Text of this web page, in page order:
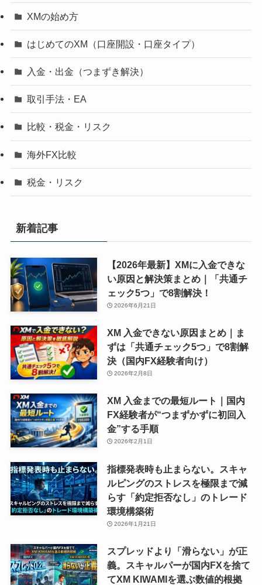
XMの始め方
はじめてのXM（口座開設・口座タイプ）
入金・出金（つまずき解決）
取引手法・EA
比較・税金・リスク
海外FX比較
税金・リスク
新着記事
【2026年最新】XMに入金できな
い原因と解決策まとめ｜「共通チ
ェック5つ」で8割解決！
2026年6月21日
XM 入金できない原因まとめ｜ま
ずは「共通チェック5つ」で8割解
決（国内FX経験者向け）
2026年2月8日
XM 入金までの最短ルート｜国内
FX経験者が“つまずかずに初回入
金”する手順
2026年2月1日
指標発表時も止まらない。スキャ
ルピングのストレスを極限まで減
らす「約定拒否なし」のトレード
環境構築術
2026年1月21日
スプレッドより「滑らない」が正
義。スキャルパーが国内FXを捨て
てXM KIWAMIを選ぶ数値的根拠